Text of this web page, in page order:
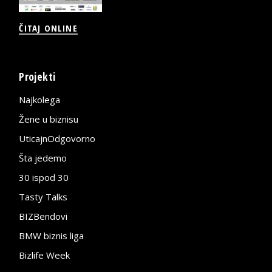
ČITAJ ONLINE
Projekti
Najkolega
Žene u biznisu
UticajnOdgovorno
Šta jedemo
30 ispod 30
Tasty Talks
BIZBendovi
BMW biznis liga
Bizlife Week